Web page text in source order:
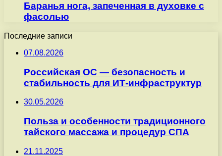
Баранья нога, запеченная в духовке с
фасолью
Последние записи
07.08.2026
Российская ОС — безопасность и
стабильность для ИТ-инфраструктур
30.05.2026
Польза и особенности традиционного
тайского массажа и процедур СПА
21.11.2025